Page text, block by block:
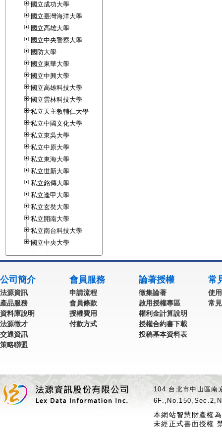
國立成功大學
國立臺灣海洋大學
國立高雄大學
國立中央警察大學
國防大學
國立東華大學
國立中興大學
國立高雄科技大學
國立雲林科技大學
私立天主教輔仁大學
私立中國文化大學
私立東吳大學
私立中原大學
私立東海大學
私立世新大學
私立銘傳大學
私立逢甲大學
私立玄奘大學
私立開南大學
私立南台科技大學
國立中央大學
公司簡介
法源資訊
產品服務
資料庫說明
法源徵才
交通資訊
策略聯盟
會員服務
申請流程
會員條款
授權費用
付款方式
論著授權
徵集論著
啟用授權專區
權利金計算說明
授權合約書下載
投稿基本資料表
常
使
常
104 台北市中山區
本網站智慧財產權
未經正式書面授權